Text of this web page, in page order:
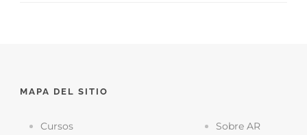
MAPA DEL SITIO
Cursos
Sobre AR